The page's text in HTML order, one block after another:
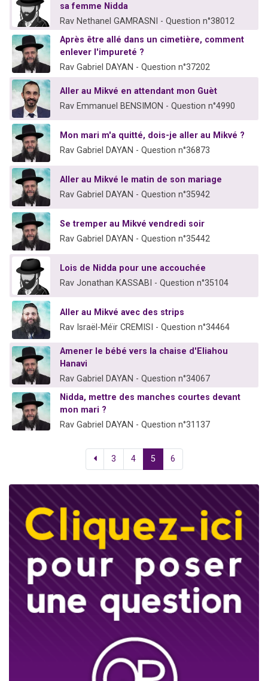
sa femme Nidda
Rav Nethanel GAMRASNI - Question n°38012
Après être allé dans un cimetière, comment
enlever l'impureté ?
Rav Gabriel DAYAN - Question n°37202
Aller au Mikvé en attendant mon Guèt
Rav Emmanuel BENSIMON - Question n°4990
Mon mari m'a quitté, dois-je aller au Mikvé ?
Rav Gabriel DAYAN - Question n°36873
Aller au Mikvé le matin de son mariage
Rav Gabriel DAYAN - Question n°35942
Se tremper au Mikvé vendredi soir
Rav Gabriel DAYAN - Question n°35442
Lois de Nidda pour une accouchée
Rav Jonathan KASSABI - Question n°35104
Aller au Mikvé avec des strips
Rav Israël-Méïr CREMISI - Question n°34464
Amener le bébé vers la chaise d'Eliahou
Hanavi
Rav Gabriel DAYAN - Question n°34067
Nidda, mettre des manches courtes devant
mon mari ?
Rav Gabriel DAYAN - Question n°31137
3 4 5 6